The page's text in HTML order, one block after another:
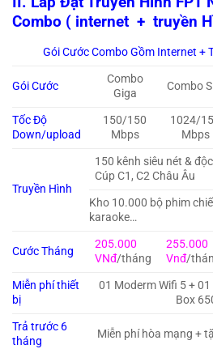
Combo ( internet + truyền
Gói Cước Combo Gồm Internet +
Gói Cước
Combo
Giga
Combo
Tốc Độ
Down/upload
150/150
Mbps
1024/
Mbps
Truyền Hình
150 kênh siêu nét &
Cúp C1, C2 Châu Âu
Kho 10.000 bộ phim
karaoke…
Cước Tháng
205.000
VNđ/tháng
255.000
Vnđ/
Miễn phí thiết
bị
01 Moderm Wifi 5 +
Box
Trả trước 6
tháng
Miễn phí hòa mạng +